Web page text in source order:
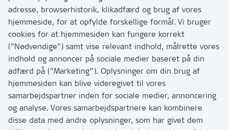
Skriv til os via Digital Post
Har du brug for at komme i kontakt med os? Se her
hvordan
Tip os om huller i vejen eller andet
T:7249 6000
Bemærk: vi har mange opkald mellem kl. 10 og 11
Links
adresse, browserhistorik, klikadfærd og brug af vores
hjemmeside, for at opfylde forskellige formål. Vi bruger
cookies for at hjemmesiden kan fungere korrekt
(”Nødvendige”) samt vise relevant indhold, målrette vores
indhold og annoncer på sociale medier baseret på din
adfærd på (”Marketing”). Oplysninger om din brug af
hjemmesiden kan blive videregivet til vores
samarbejdspartner inden for sociale medier, annoncering
og analyse. Vores samarbejdspartnere kan kombinere
disse data med andre oplysninger, som har givet dem